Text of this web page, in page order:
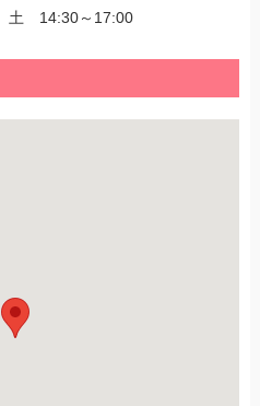
土 14:30～17:00